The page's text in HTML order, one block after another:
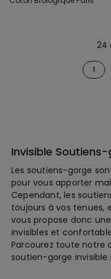
24
1
Invisible
Les soutiens-gorge
pour vous apporter
Cependant, les
toujours à vos tenues,
vous propose donc
invisibles et
Parcourez toute notre
soutien-gorge invisible